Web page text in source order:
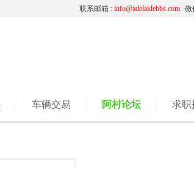
微
联系邮箱 : info@adelaidebbs.com
车辆交易 阿村论坛 求职